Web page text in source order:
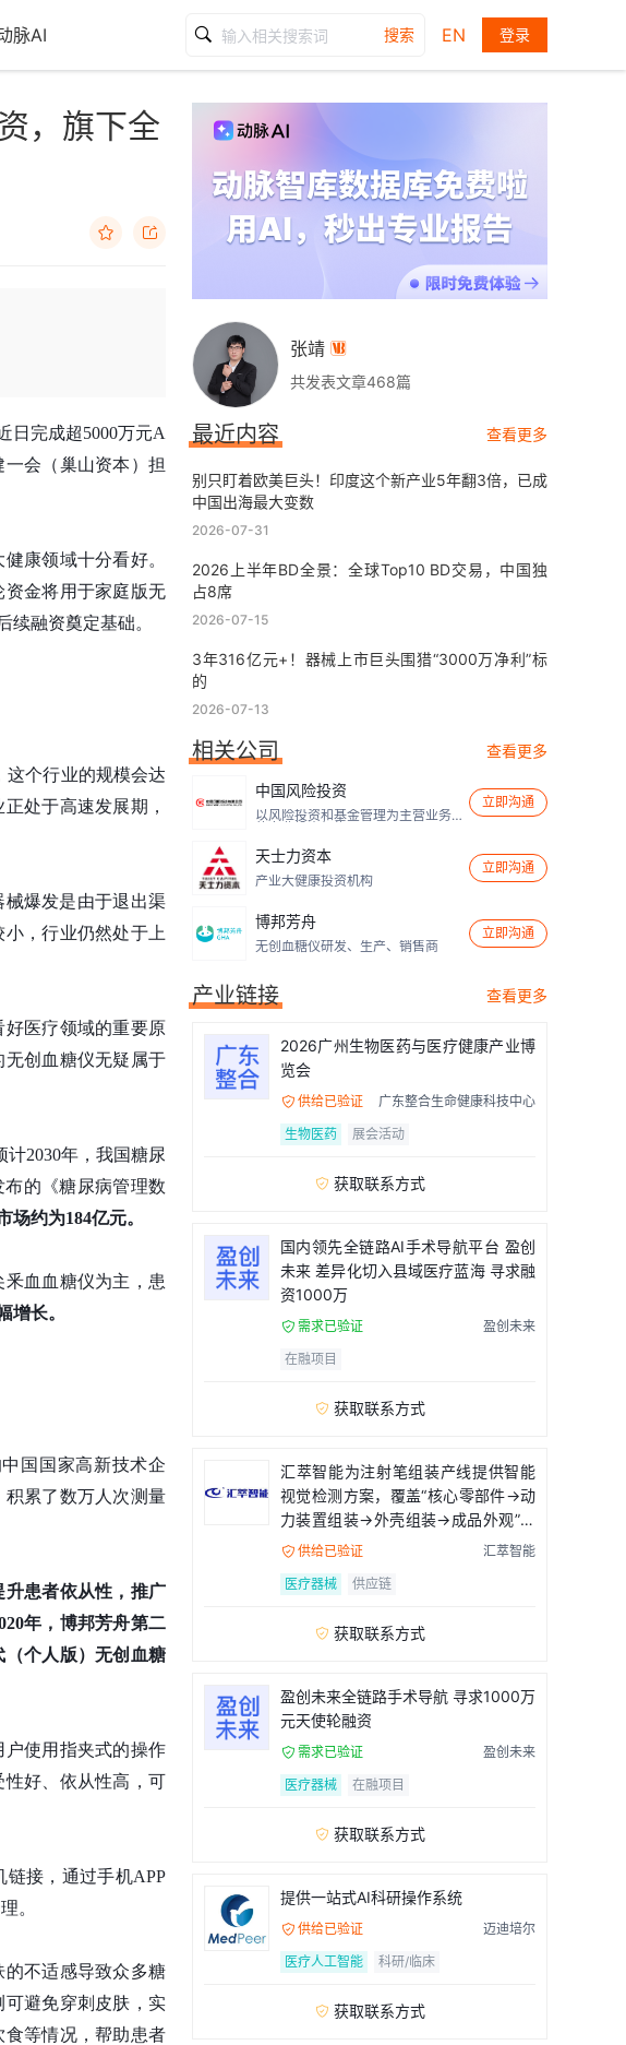
脉AI 搜索 EN 登录
，旗下全
 
日完成超5000万元A
会（巢山资本）担
康领域十分看好。
资金将用于家庭版无
融资奠定基础。
这个行业的规模会达
处于高速发展期，
械爆发是由于退出渠
，行业仍然处于上
医疗领域的重要原
创血糖仪无疑属于
2030年，我国糖尿
的《糖尿病管理数
约为184亿元。
血血糖仪为主，患
增长。
国国家高新技术企
累了数万人次测量
患者依从性，推广
20年，博邦芳舟第二
（个人版）无创血糖
户使用指夹式的操作
好、依从性高，可
接，通过手机APP
。
不适感导致众多糖
避免穿刺皮肤，实
等情况，帮助患者
张靖 
共发表文章468篇
最近内容 查看更多
别只盯着欧美巨头！印度这个新产业5年翻3倍，已成
中国出海最大变数
2026-07-31
2026上半年BD全景：全球Top10 BD交易，中国独
占8席
2026-07-15
3年316亿元+！器械上市巨头围猎“3000万净利”标
的
2026-07-13
相关公司 查看更多
中国风险投资
以风险投资和基金管理为主营业务
立即沟通
天士力资本
产业大健康投资机构
立即沟通
博邦芳舟
无创血糖仪研发、生产、销售商
立即沟通
产业链接 查看更多
2026广州生物医药与医疗健康产业博
览会
 供给已验证
广东整合生命健康科技中心
生物医药
展会活动
 获取联系方式
国内领先全链路AI手术导航平台 盈创
未来 差异化切入县域医疗蓝海 寻求融
资1000万
 需求已验证
盈创未来
在融项目
 获取联系方式
汇萃智能为注射笔组装产线提供智能
视觉检测方案，覆盖“核心零部件→动
力装置组装→外壳组装→成品外观”全
流程
 供给已验证
汇萃智能
医疗器械
供应链
 获取联系方式
盈创未来全链路手术导航 寻求1000万
元天使轮融资
 需求已验证
盈创未来
医疗器械
在融项目
 获取联系方式
提供一站式AI科研操作系统
 供给已验证
迈迪培尔
医疗人工智能
科研/临床
 获取联系方式